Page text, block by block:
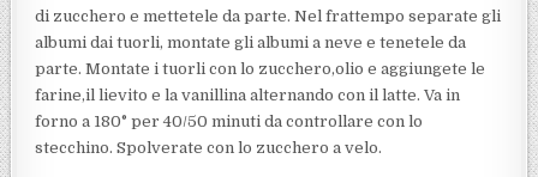
di zucchero e mettetele da parte. Nel frattempo separate gli
albumi dai tuorli, montate gli albumi a neve e tenetele da
parte. Montate i tuorli con lo zucchero,olio e aggiungete le
farine,il lievito e la vanillina alternando con il latte. Va in
forno a 180° per 40/50 minuti da controllare con lo
stecchino. Spolverate con lo zucchero a velo.